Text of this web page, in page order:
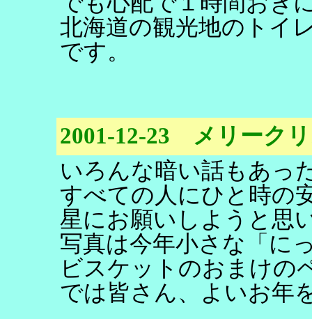
北海道の観光地のトイ
です。
2001-12-23 メリーク
いろんな暗い話もあっ
すべての人にひと時の
星にお願いしようと思
写真は今年小さな「に
ビスケットのおまけの
では皆さん、よいお年